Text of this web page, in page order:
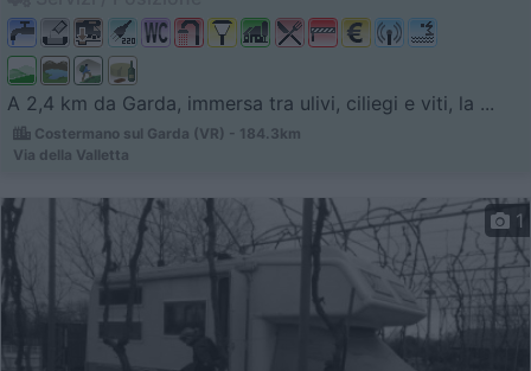
A 2,4 km da Garda, immersa tra ulivi, ciliegi e viti, la ...
Costermano sul Garda (VR) - 184.3km
Via della Valletta
1